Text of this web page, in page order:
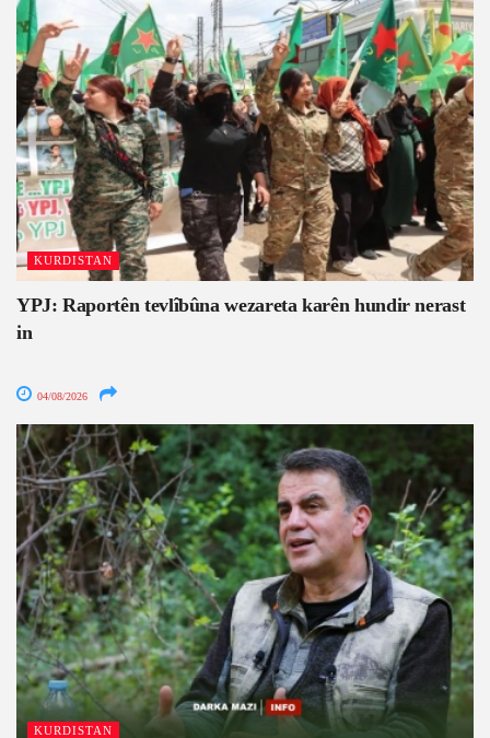
KURDISTAN
YPJ: Raportên tevlîbûna wezareta karên hundir nerast
in
04/08/2026
KURDISTAN